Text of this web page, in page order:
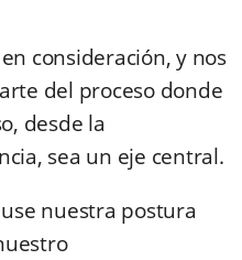
consideración, y nos
del proceso donde
desde la
sea un eje central.
nuestra postura